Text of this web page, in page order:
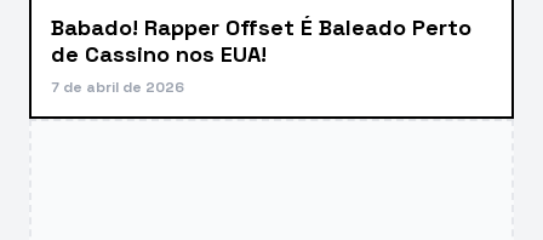
Babado! Rapper Offset É Baleado Perto
de Cassino nos EUA!
7 de abril de 2026